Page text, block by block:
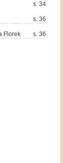
s. 34
s. 36
Florek
s. 36